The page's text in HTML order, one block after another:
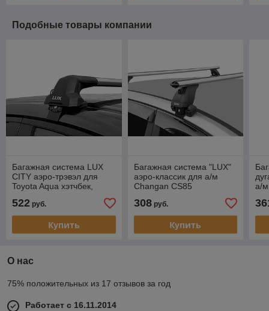
Подобные товары компании
Багажная система LUX
CITY аэро-трэвэл для
Toyota Aqua хэтчбек,
522 руб.
Купить
Багажная система "LUX"
аэро-классик для а/м
Changan CS85
308руб.
Купить
а/м
О нас
75% положительных из 17 отзывов за год
Работает с 16.11.2014